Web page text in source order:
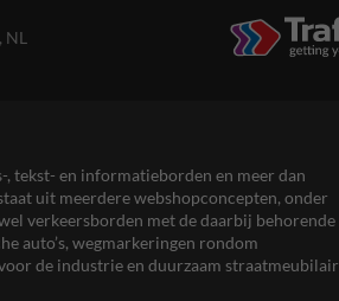
tekst- en informatieborden en meer dan
uit meerdere webshopconcepten, onder
verkeersborden met de daarbij behorende
auto’s, wegmarkeringen rondom
de industrie en duurzaam straatmeubilair